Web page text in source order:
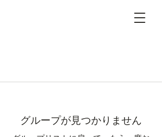
グループが見つかりません